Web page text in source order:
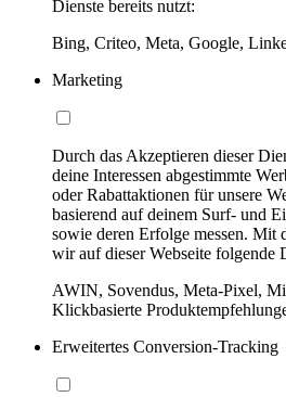
Dienste bereits nutzt:
Bing, Criteo, Meta, Google,
Marketing
Durch das Akzeptieren dieser
deine Interessen abgestimmte
oder Rabattaktionen für unsere
basierend auf deinem Surf- und
sowie deren Erfolge messen. Mit
wir auf dieser Webseite folgende
AWIN, Sovendus, Meta-Pixel,
Klickbasierte
Erweitertes Conversion-Tracking